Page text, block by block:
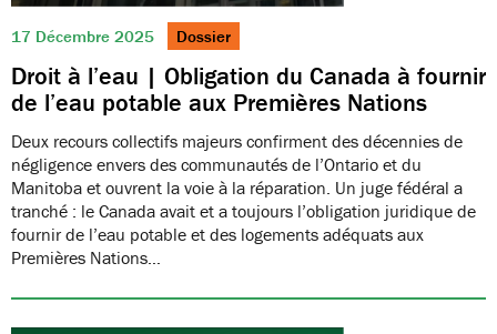
17 Décembre 2025 Dossier
Droit à l’eau | Obligation du Canada à fournir
de l’eau potable aux Premières Nations
Deux recours collectifs majeurs confirment des décennies de
négligence envers des communautés de l’Ontario et du
Manitoba et ouvrent la voie à la réparation. Un juge fédéral a
tranché : le Canada avait et a toujours l’obligation juridique de
fournir de l’eau potable et des logements adéquats aux
Premières Nations…